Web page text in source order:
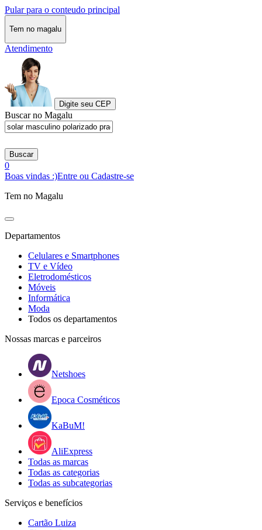
Pular para o conteudo principal
Tem no magalu
Atendimento
Digite seu CEP
Buscar no Magalu
Buscar
0
Boas vindas :)Entre ou Cadastre-se
Tem no Magalu
Departamentos
Celulares e Smartphones
TV e Vídeo
Eletrodomésticos
Móveis
Informática
Moda
Todos os departamentos
Nossas marcas e parceiros
Netshoes
Epoca Cosméticos
KaBuM!
AliExpress
Todas as marcas
Todas as categorias
Todas as subcategorias
Serviços e benefícios
Cartão Luiza